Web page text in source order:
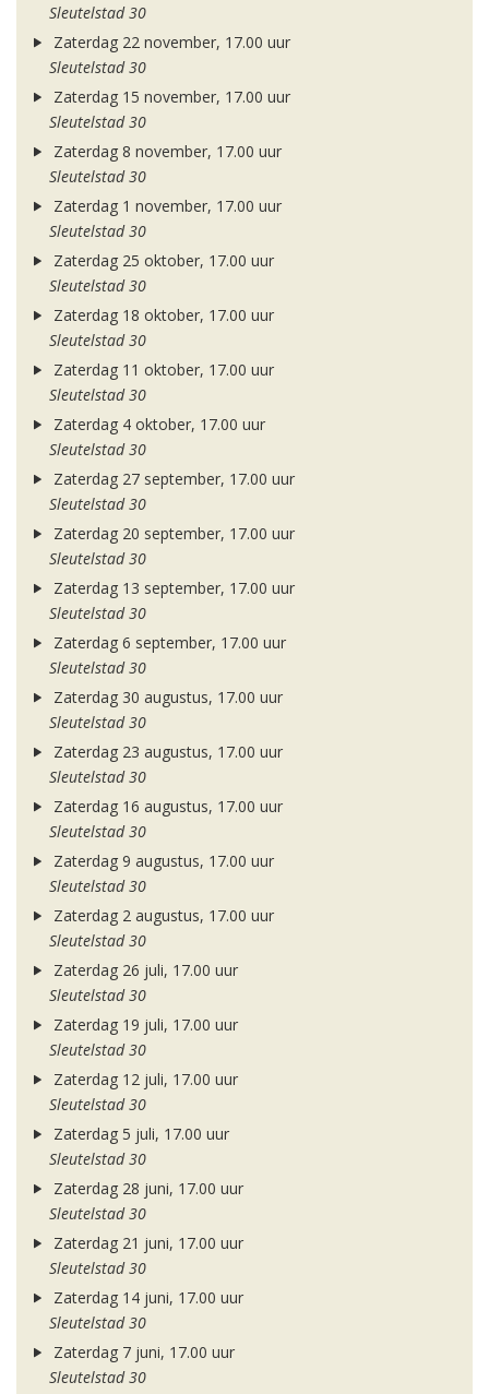
Sleutelstad 30
Zaterdag 22 november, 17.00 uur
Sleutelstad 30
Zaterdag 15 november, 17.00 uur
Sleutelstad 30
Zaterdag 8 november, 17.00 uur
Sleutelstad 30
Zaterdag 1 november, 17.00 uur
Sleutelstad 30
Zaterdag 25 oktober, 17.00 uur
Sleutelstad 30
Zaterdag 18 oktober, 17.00 uur
Sleutelstad 30
Zaterdag 11 oktober, 17.00 uur
Sleutelstad 30
Zaterdag 4 oktober, 17.00 uur
Sleutelstad 30
Zaterdag 27 september, 17.00 uur
Sleutelstad 30
Zaterdag 20 september, 17.00 uur
Sleutelstad 30
Zaterdag 13 september, 17.00 uur
Sleutelstad 30
Zaterdag 6 september, 17.00 uur
Sleutelstad 30
Zaterdag 30 augustus, 17.00 uur
Sleutelstad 30
Zaterdag 23 augustus, 17.00 uur
Sleutelstad 30
Zaterdag 16 augustus, 17.00 uur
Sleutelstad 30
Zaterdag 9 augustus, 17.00 uur
Sleutelstad 30
Zaterdag 2 augustus, 17.00 uur
Sleutelstad 30
Zaterdag 26 juli, 17.00 uur
Sleutelstad 30
Zaterdag 19 juli, 17.00 uur
Sleutelstad 30
Zaterdag 12 juli, 17.00 uur
Sleutelstad 30
Zaterdag 5 juli, 17.00 uur
Sleutelstad 30
Zaterdag 28 juni, 17.00 uur
Sleutelstad 30
Zaterdag 21 juni, 17.00 uur
Sleutelstad 30
Zaterdag 14 juni, 17.00 uur
Sleutelstad 30
Zaterdag 7 juni, 17.00 uur
Sleutelstad 30